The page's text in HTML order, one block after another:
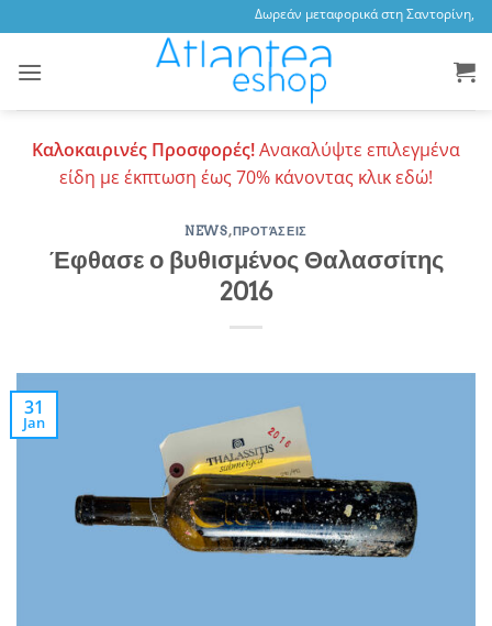
to
content
Δωρεάν μεταφορικά στη Σαντορίνη,
Καλοκαιρινές Προσφορές!Ανακαλύψτε επιλεγμένα
είδη με έκπτωση έως 70% κάνοντας κλικ εδώ!
NEWS,ΠΡΟΤΆΣΕΙΣ
Έφθασε ο βυθισμένος Θαλασσίτης
2016
31
Jan